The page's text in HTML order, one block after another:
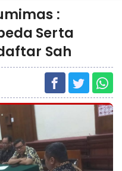
:
Serta
Sah